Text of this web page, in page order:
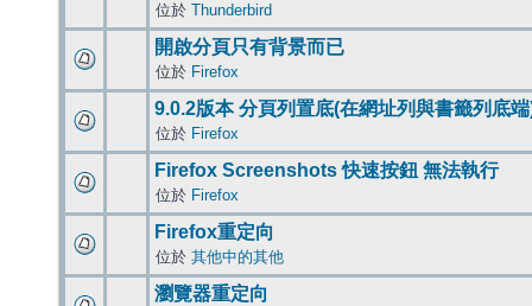
位於 Thunderbird
開啟分頁只有背景而已
位於 Firefox
9.0.2版本 分頁列置底(在網址列與書籤列底
位於 Firefox
Firefox Screenshots 快速按鈕 無法執行
位於 Firefox
Firefox重定向
位於 其他中的其他
瀏覽器重定向